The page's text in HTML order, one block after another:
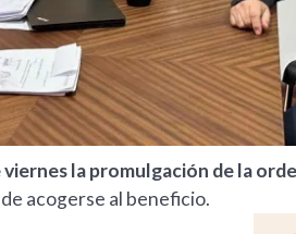
la promulgación de la
acogerse al beneficio.